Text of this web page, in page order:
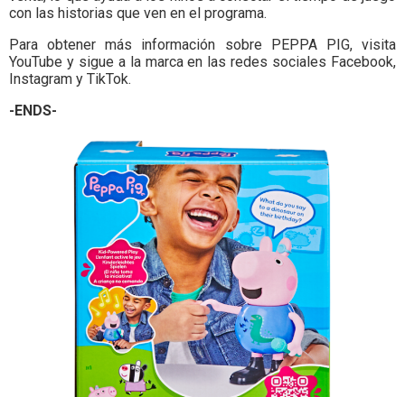
con las historias que ven en el programa.
Para obtener más información sobre PEPPA PIG, visita
YouTube y sigue a la marca en las redes sociales Facebook,
Instagram y TikTok.
-ENDS-